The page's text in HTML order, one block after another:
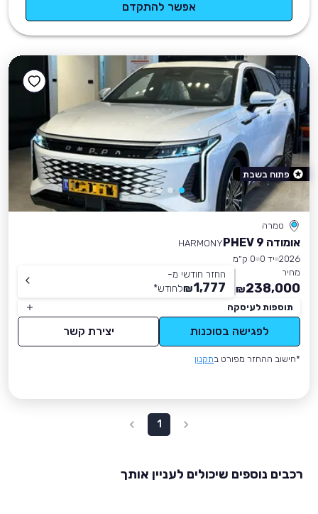
אפשר להתקדם
טמרה
אומודה 9 PHEV
HARMONY
2026 יד 0
0 ק״מ
מחיר
238,000
₪
החזר חודשי מ-
1,777
₪לחודש*
תוספות לעיסקה
לפגישה בסוכנות יצירת קשר
*חישוב ההחזר מפורט בתקנון
פתוח בשבת
1
רכבים נוספים שיכולים לעניין אותך